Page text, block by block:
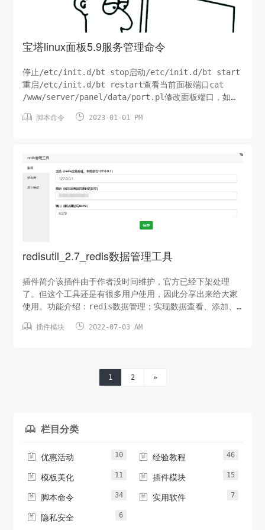
宝塔linux面板5.9服务管理命令
停止/etc/init.d/bt stop启动/etc/init.d/bt start
重启/etc/init.d/bt restart查看当前面板端口cat
/www/server/panel/data/port.pl修改面板端口，如要
/www/server/panel/data/port.pl &a...
 脚本命令  2023-01-01 PM
redisutil_2.7_redis数据管理工具
插件简介该插件由于作者没时间维护，官方已经下架处理
了。但这个工具还是有很多用户使用，因此分享出来给大家
使用。功能介绍：redis数据管理；实现数据查看、添加、
理工具插件版本：2.7插件作者：大猿人
 插件模块  2022-07-03 AM
1 2 »
 栏目分类
 优惠活动 10  经验教程 46
 模板美化 11  插件模块 15
 脚本命令 34  实用软件 7
 隐私安全 6